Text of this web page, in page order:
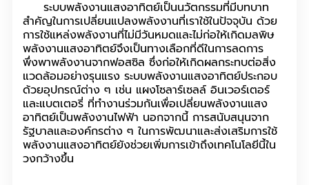
ระบบพลังงานแสงอาทิตย์เป็นนวัตกรรมที่มีบทบาท
สำคัญในการเปลี่ยนแปลงพลังงานที่เราใช้ในปัจจุบัน ด้วย
การใช้แหล่งพลังงานที่ไม่มีวันหมดและไม่ก่อให้เกิดมลพิษ
พลังงานแสงอาทิตย์จึงเป็นทางเลือกที่ดีในการลดการ
พึ่งพาพลังงานจากฟอสซิล ซึ่งก่อให้เกิดผลกระทบต่อสิ่ง
แวดล้อมอย่างรุนแรง ระบบพลังงานแสงอาทิตย์ประกอบ
ด้วยอุปกรณ์ต่าง ๆ เช่น แผงโซลาร์เซลล์ อินเวอร์เตอร์
และแบตเตอรี่ ที่ทำงานร่วมกันเพื่อเปลี่ยนพลังงานแสง
อาทิตย์เป็นพลังงานไฟฟ้า นอกจากนี้ การสนับสนุนจาก
รัฐบาลและองค์กรต่าง ๆ ในการพัฒนาและส่งเสริมการใช้
พลังงานแสงอาทิตย์ยังช่วยเพิ่มการเข้าถึงเทคโนโลยีนี้ใน
วงกว้างขึ้น